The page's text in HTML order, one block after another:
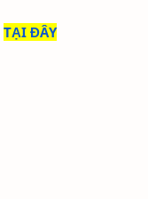
TẠI ĐÂY